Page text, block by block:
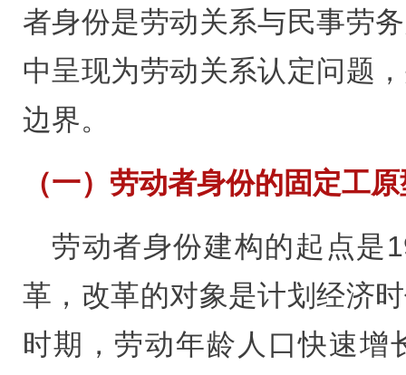
者身份是劳动关系与民事劳
中呈现为劳动关系认定问题
边界。
（一）劳动者身份的固定工
劳动者身份建构的起点是
革，改革的对象是计划经济
时期，劳动年龄人口快速增